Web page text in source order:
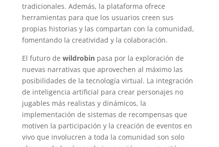
tradicionales. Además, la plataforma ofrece
herramientas para que los usuarios creen sus
propias historias y las compartan con la comunidad,
fomentando la creatividad y la colaboración.
El futuro de wildrobinpasa por la exploración de
nuevas narrativas que aprovechen al máximo las
posibilidades de la tecnología virtual. La integración
de inteligencia artificial para crear personajes no
jugables más realistas y dinámicos, la
implementación de sistemas de recompensas que
motiven la participación y la creación de eventos en
vivo que involucren a toda la comunidad son solo